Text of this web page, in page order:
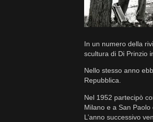
In un numero della
scultura di Di Prinzio
Nello stesso anno
Repubblica.
Nel 1952 partecipò
Milano e a San Paolo
L’anno successivo